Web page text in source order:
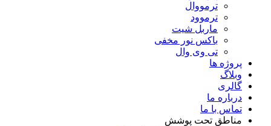
ترمووال
ترموود
ماربل شیت
باکس نور مخفی
تی وی وال
پروژه ها
وبلاگ
گالری
درباره ما
تماس با ما
مناطق تحت پوشش